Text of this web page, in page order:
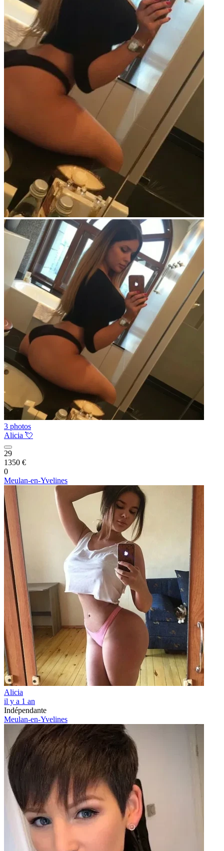
3 photos
Alicia 💘
29
1350 €
0
Meulan-en-Yvelines
Alicia
il y a 1 an
Indépendante
Meulan-en-Yvelines